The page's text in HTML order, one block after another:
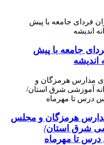
جامعه با پیش
اندیشه
هرمزگان و مجلس
شرق استان/